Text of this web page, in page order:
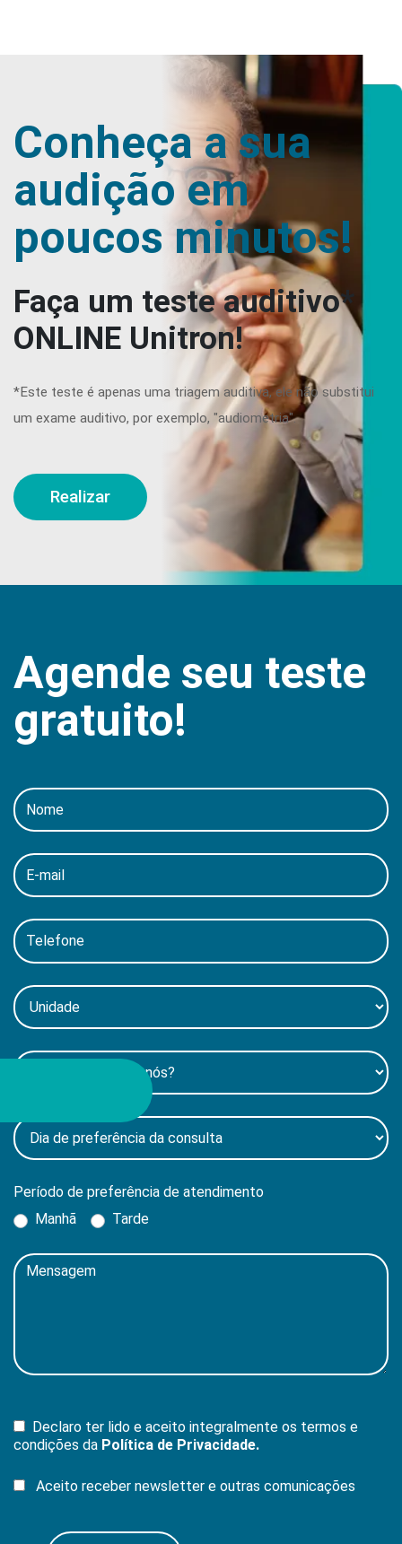
Conheça a sua
audição em
poucos minutos!
Faça um teste auditivo*
ONLINE Unitron!
*Este teste é apenas uma triagem auditiva, ele não substitui
um exame auditivo, por exemplo, "audiometria".
Realizar
Agende seu teste
gratuito!
Período de preferência de atendimento
Manhã
Tarde
Declaro ter lido e aceito integralmente os termos e
condições da Política de Privacidade.
Aceito receber newsletter e outras comunicações